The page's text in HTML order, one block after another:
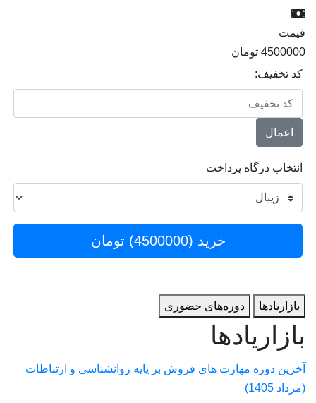
قیمت
4500000 تومان
کد تخفیف:
اعمال
انتخاب درگاه پرداخت
خرید (4500000) تومان
بازاریاد‌ها دوره‌های حضوری
بازاریاد‌ها
آخرین دوره مهارت های فروش بر پایه روانشناسی و ارتباطات
(مرداد 1405)